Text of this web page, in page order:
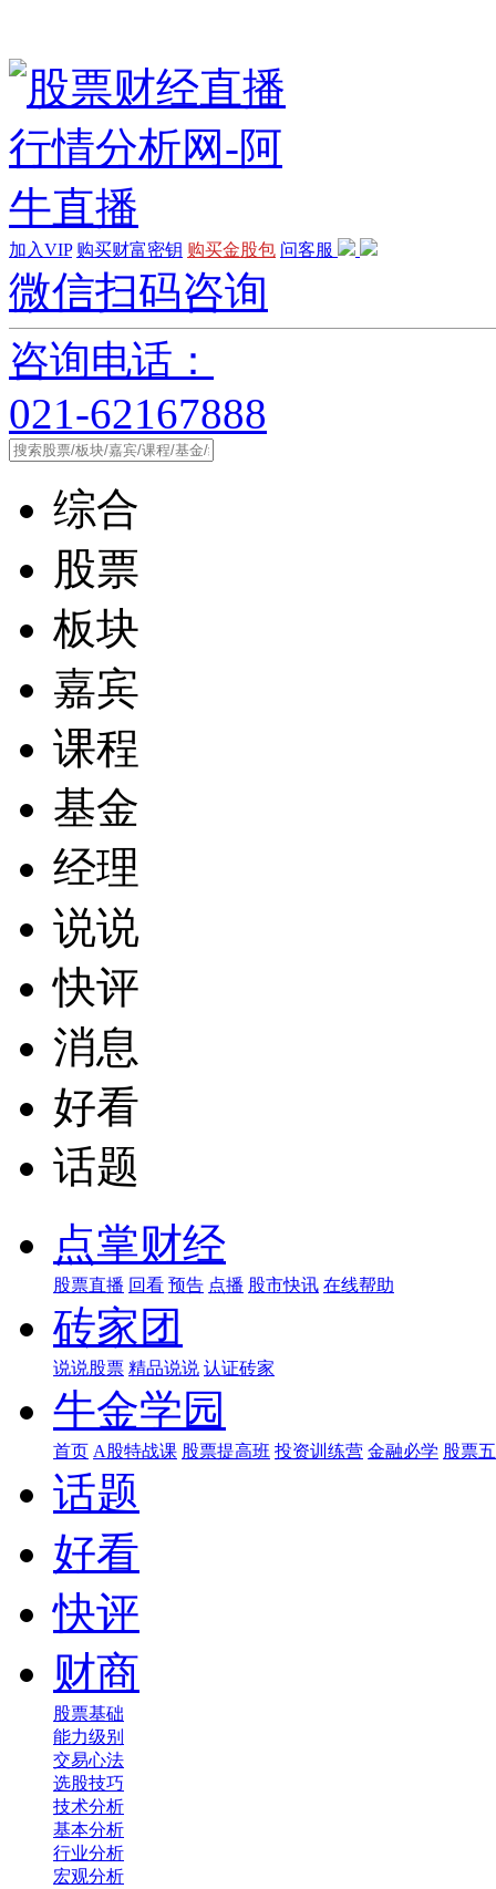
加入VIP 购买财富密钥 购买金股包 问客服
微信扫码咨询
咨询电话：
021-62167888
综合
股票
板块
嘉宾
课程
基金
经理
说说
快评
消息
好看
话题
点掌财经
股票直播 回看 预告 点播 股市快讯 在线帮助
砖家团
说说股票 精品说说 认证砖家
牛金学园
首页 A股特战课 股票提高班 投资训练营 金融必学 股票
话题
好看
快评
财商
股票基础
能力级别
交易心法
选股技巧
技术分析
基本分析
行业分析
宏观分析